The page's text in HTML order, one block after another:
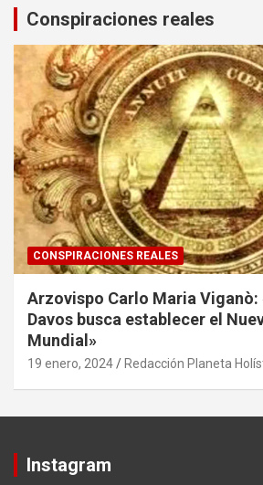
Conspiraciones reales
CONSPIRACIONES REALES
Arzovispo Carlo Maria Viganò:
Davos busca establecer el
Mundial»
19 enero, 2024 Redacción Planeta
Instagram